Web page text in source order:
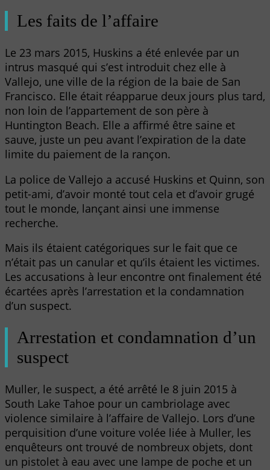
Les faits de l’affaire
Le 23 mars 2015, Huskins a été enlevée par un
intrus masqué qui s’est introduit chez elle à
Vallejo, une ville de la région de la baie de San
Francisco. Elle était réapparue deux jours plus tard,
non loin de l’appartement de son père à
Huntington Beach. Elle a affirmé être saine et
sauve, juste un peu avant l’expiration de la date
limite du paiement de la rançon.
La police de Vallejo a accusé Huskins et Quinn, son
petit-ami, d’avoir monté tout cela et d’avoir grugé
tout le monde, lançant ainsi une immense
recherche.
Mais ils étaient catégoriques sur le fait que ce
n’était pas un canular et qu’ils étaient les victimes.
Les accusations à leur encontre ont finalement été
écartées après l’arrestation et la condamnation
d’un suspect.
Arrestation et condamnation d’un
suspect
Muller, le suspect, a été arrêté le 8 juin 2015 à
South Lake Tahoe pour un cambriolage avec
violence similaire à l’affaire de Vallejo. Lors d’une
perquisition d’une voiture volée liée à Muller, les
enquêteurs ont trouvé de nombreux objets, dont
un pistolet à eau avec une lampe de poche et un